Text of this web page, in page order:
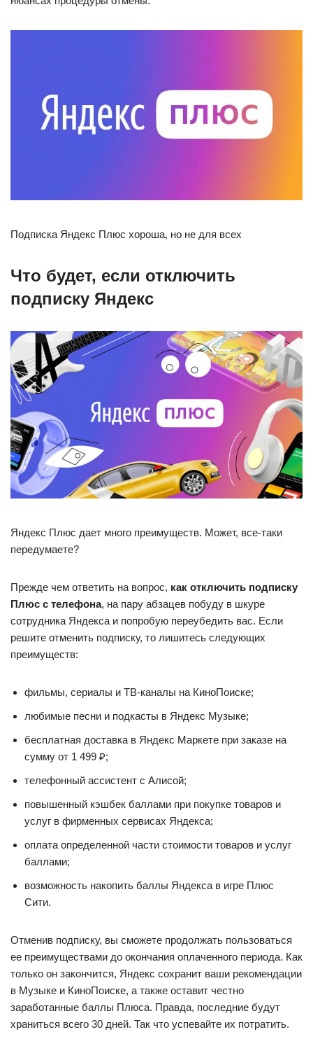
Подписка Яндекс Плюс хороша, но не для всех
Что будет, если отключить
подписку Яндекс
Яндекс Плюс дает много преимуществ. Может, все-таки
передумаете?
Прежде чем ответить на вопрос, как отключить подписку
Плюс с телефона, на пару абзацев побуду в шкуре
сотрудника Яндекса и попробую переубедить вас. Если
решите отменить подписку, то лишитесь следующих
преимуществ:
фильмы, сериалы и ТВ-каналы на КиноПоиске;
любимые песни и подкасты в Яндекс Музыке;
бесплатная доставка в Яндекс Маркете при заказе на
сумму от 1 499 ₽;
телефонный ассистент с Алисой;
повышенный кэшбек баллами при покупке товаров и
услуг в фирменных сервисах Яндекса;
оплата определенной части стоимости товаров и услуг
баллами;
возможность накопить баллы Яндекса в игре Плюс
Сити.
Отменив подписку, вы сможете продолжать пользоваться
ее преимуществами до окончания оплаченного периода. Как
только он закончится, Яндекс сохранит ваши рекомендации
в Музыке и КиноПоиске, а также оставит честно
заработанные баллы Плюса. Правда, последние будут
храниться всего 30 дней. Так что успевайте их потратить.